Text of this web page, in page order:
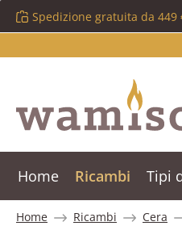
al contenuto principale
Salta alla ricerca
Passa alla navigazione
Spedizione gratuita da 449
Home Ricambi Tipi
Home Ricambi Cera